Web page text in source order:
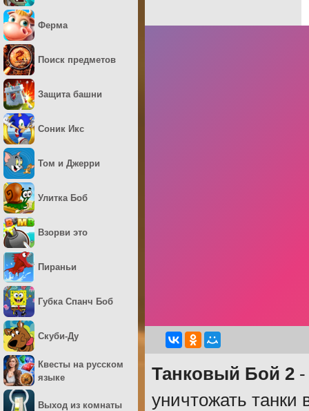
Танковый Бой 2
уничтожать танки
Ферма
Поиск предметов
Защита башни
Соник Икс
Том и Джерри
Улитка Боб
Взорви это
Пираньи
Губка Спанч Боб
Скуби-Ду
Квесты на русском
языке
Выход из комнаты